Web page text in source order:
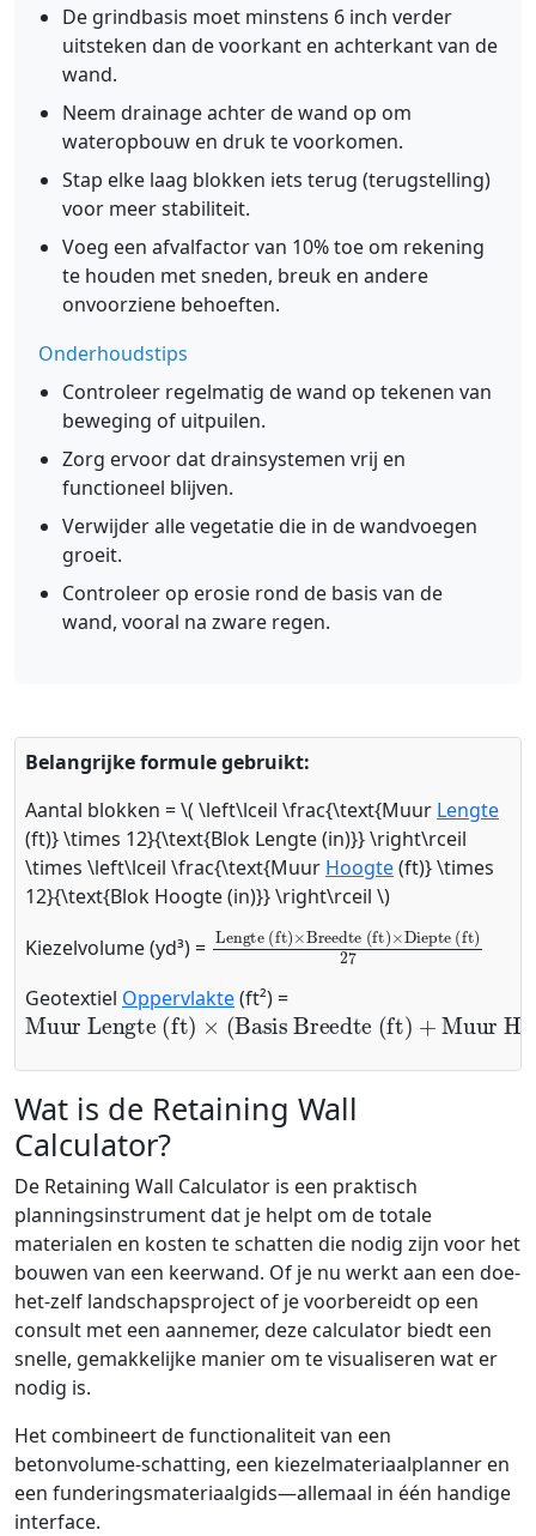
De grindbasis moet minstens 6 inch verder
uitsteken dan de voorkant en achterkant van de
wand.
Neem drainage achter de wand op om
wateropbouw en druk te voorkomen.
Stap elke laag blokken iets terug (terugstelling)
voor meer stabiliteit.
Voeg een afvalfactor van 10% toe om rekening
te houden met sneden, breuk en andere
onvoorziene behoeften.
Onderhoudstips
Controleer regelmatig de wand op tekenen van
beweging of uitpuilen.
Zorg ervoor dat drainsystemen vrij en
functioneel blijven.
Verwijder alle vegetatie die in de wandvoegen
groeit.
Controleer op erosie rond de basis van de
wand, vooral na zware regen.
Belangrijke formule gebruikt:
Aantal blokken = \( \left\lceil \frac{\text{Muur Lengte
(ft)} \times 12}{\text{Blok Lengte (in)}} \right\rceil
\times \left\lceil \frac{\text{Muur Hoogte(ft)} \times
12}{\text{Blok Hoogte (in)}} \right\rceil \)
Kiezelvolume (yd³) =
Lengte (ft)×
Breedte (ft)×Diepte (ft)27
Geotextiel Oppervlakte(ft²) =
Muur Lengte (ft)×(Basis Breedte (ft) Muur
Wat is de Retaining Wall
Calculator?
De Retaining Wall Calculator is een praktisch
planningsinstrument dat je helpt om de totale
materialen en kosten te schatten die nodig zijn voor het
bouwen van een keerwand. Of je nu werkt aan een doe-
het-zelf landschapsproject of je voorbereidt op een
consult met een aannemer, deze calculator biedt een
snelle, gemakkelijke manier om te visualiseren wat er
nodig is.
Het combineert de functionaliteit van een
betonvolume-schatting, een kiezelmateriaalplanner en
een funderingsmateriaalgids—allemaal in één handige
interface.